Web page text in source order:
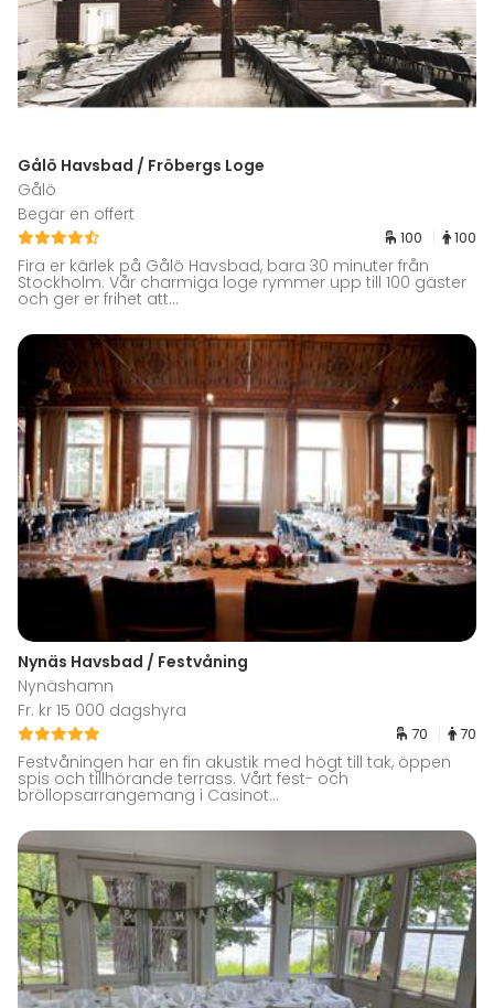
Gålö Havsbad / Fröbergs Loge
Gålö
Begär en offert
100 100
Fira er kärlek på Gålö Havsbad, bara 30 minuter från
Stockholm. Vår charmiga loge rymmer upp till 100 gäster
och ger er frihet att...
Nynäs Havsbad / Festvåning
Nynäshamn
Fr. kr 15 000 dagshyra
70 70
Festvåningen har en fin akustik med högt till tak, öppen
spis och tillhörande terrass. Vårt fest- och
bröllopsarrangemang i Casinot...